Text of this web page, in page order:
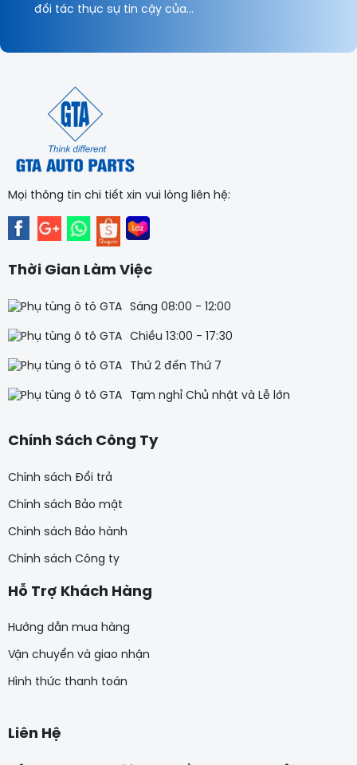
đối tác thực sự tin cậy của
Mọi thông tin chi tiết xin vui lòng liên hệ:
Thời Gian Làm Việc
Sáng 08:00 - 12:00
Chiều 13:00 - 17:30
Thứ 2 đến Thứ 7
Tạm nghỉ Chủ nhật và Lễ lớn
Chính Sách Công Ty
Chính sách Đổi trả
Chính sách Bảo mật
Chính sách Bảo hành
Chính sách Công ty
Hỗ Trợ Khách Hàng
Hướng dẫn mua hàng
Vận chuyển và giao nhận
Hình thức thanh toán
Liên Hệ